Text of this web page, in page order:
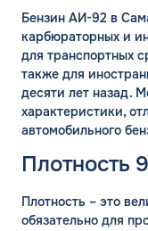
Бензин АИ-92 в
карбюраторных и
для транспортных
также для
десяти лет назад.
характеристики,
автомобильного
Плотность
Плотность – это
обязательно для